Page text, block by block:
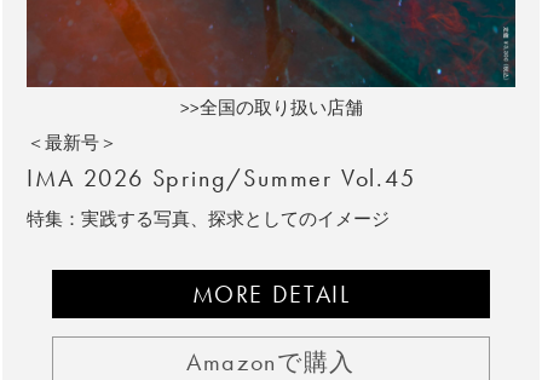
>>全国の取り扱い店舗
＜最新号＞
IMA 2026 Spring/Summer Vol.45
特集：実践する写真、探求としてのイメージ
MORE DETAIL
Amazonで購入